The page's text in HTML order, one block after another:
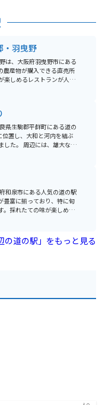
・羽曳野
は、大阪府羽曳野市にある
農産物が購入できる直売所
楽しめるレストランが人気
、歴史的な観光スポット
ングの拠点としても最適で
を楽しんでみてはいかがで
県生駒郡平群町にある道の
置し、大和と河内を結ぶ
雄大な自
クリングに最適なコース
際は、
安心です。また、周辺に
ど、景色を楽しむことがで
多いため、ツーリングの拠
一見の価値があります。
和泉市にある人気の道の駅
豊富に揃っており、特に旬
。採れたての味が楽しめる
事処では、地
です。また、周辺道路は交
ないため、ツーリング中の
の道の駅」をもっと見る